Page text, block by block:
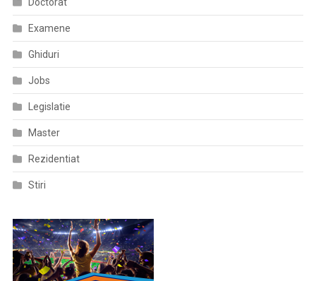
Examene
Ghiduri
Jobs
Legislatie
Master
Rezidentiat
Stiri